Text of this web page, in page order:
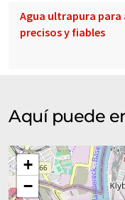
Agua ultrapura
precisos y fiables
Aquí puede
+
−